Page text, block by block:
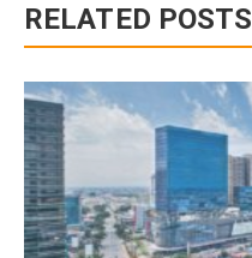
RELATED POSTS